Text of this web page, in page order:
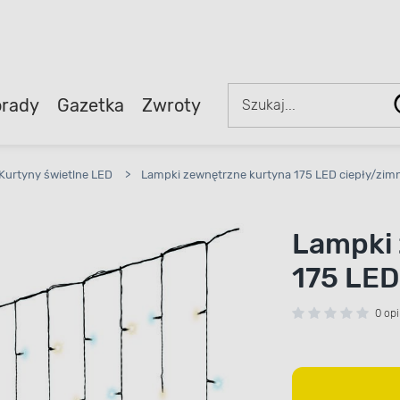
Gazetka Zwroty
Kurtyny świetlne LED > Lampki zewnętrzne kurtyna 175 LED ciepły/
175
0